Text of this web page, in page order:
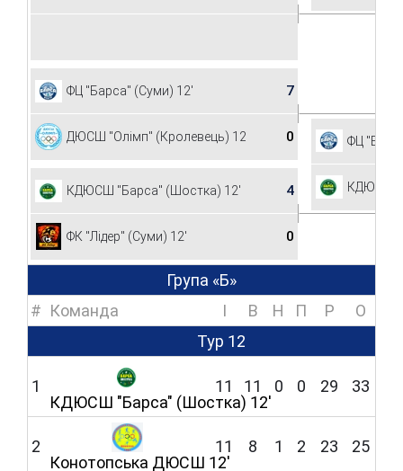
ФЦ "Барса" (Суми) 12' 7
ДЮСШ "Олімп" (Кролевець) 12' 0
КДЮСШ "Барса" (Шостка) 12' 4
ФК "Лідер" (Суми) 12' 0
ФЦ
КДЮСШ
Група «Б»
# Команда I В Н П Р
O
Тур 12
1
КДЮСШ "Барса" (Шостка) 12'
11 11 0 0 29 33
2
Конотопська ДЮСШ 12'
11 8 1 2 23 25